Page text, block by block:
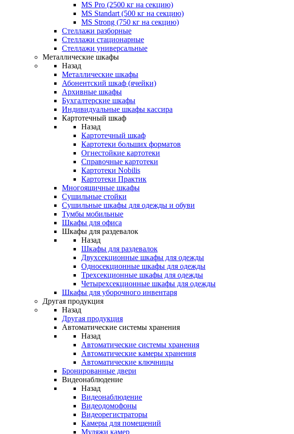
MS Pro (2500 кг на секцию)
MS Standart (500 кг на секцию)
MS Strong (750 кг на секцию)
Стеллажи разборные
Стеллажи стационарные
Стеллажи универсальные
Металлические шкафы
Назад
Металлические шкафы
Абонентский шкаф (ячейки)
Архивные шкафы
Бухгалтерские шкафы
Индивидуальные шкафы кассира
Картотечный шкаф
Назад
Картотечный шкаф
Картотеки больших форматов
Огнестойкие картотеки
Справочные картотеки
Картотеки Nobilis
Картотеки Практик
Многоящичные шкафы
Сушильные стойки
Сушильные шкафы для одежды и обуви
Тумбы мобильные
Шкафы для офиса
Шкафы для раздевалок
Назад
Шкафы для раздевалок
Двухсекционные шкафы для одежды
Односекционные шкафы для одежды
Трехсекционные шкафы для одежды
Четырехсекционные шкафы для одежды
Шкафы для уборочного инвентаря
Другая продукция
Назад
Другая продукция
Автоматические системы хранения
Назад
Автоматические системы хранения
Автоматические камеры хранения
Автоматические ключницы
Бронированные двери
Видеонаблюдение
Назад
Видеонаблюдение
Видеодомофоны
Видеорегистраторы
Камеры для помещений
Муляжи камер